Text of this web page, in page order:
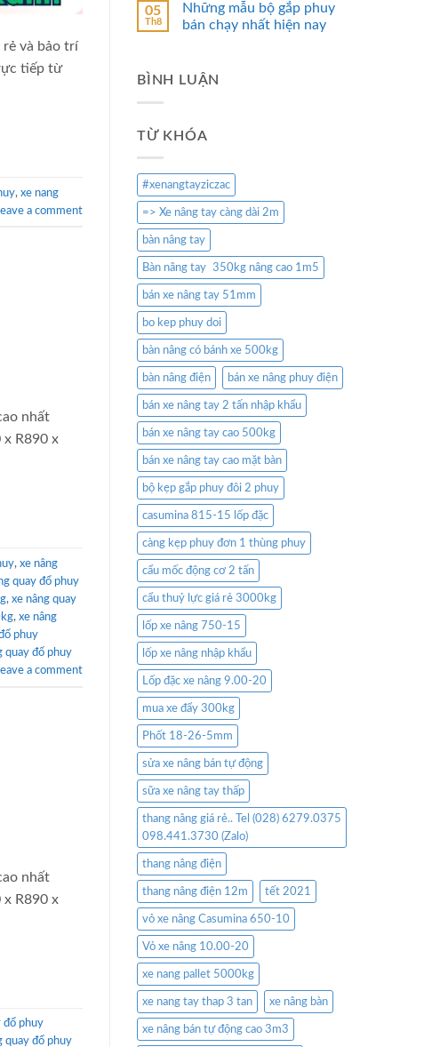
rẻ và bảo trí
tiếp từ
, xe nang
a comment
nhất
R890 x
, xe nâng
quay đổ phuy
, xe nâng quay
, xe nâng
phuy
quay đổ phuy
a comment
nhất
R890 x
đổ phuy
quay đổ phuy
05
Th8
Những mẫu bộ gắp phuy
bán chạy nhất hiện nay
BÌNH LUẬN
TỪ KHÓA
#xenangtayziczac
=> Xe nâng tay càng dài 2m
bàn nâng tay
Bàn nâng tay 350kg nâng cao 1m5
bán xe nâng tay 51mm
bo kep phuy doi
bàn nâng có bánh xe 500kg
bàn nâng điện bán xe nâng phuy điện
bán xe nâng tay 2 tấn nhập khẩu
bán xe nâng tay cao 500kg
bán xe nâng tay cao mặt bàn
bộ kẹp gắp phuy đôi 2 phuy
casumina 815-15 lốp đặc
càng kẹp phuy đơn 1 thùng phuy
cẩu mốc động cơ 2 tấn
cẩu thuỷ lực giá rẻ 3000kg
lốp xe nâng 750-15
lốp xe nâng nhập khẩu
Lốp đặc xe nâng 9.00-20
mua xe đẩy 300kg
Phốt 18-26-5mm
sửa xe nâng bán tự động
sữa xe nâng tay thấp
thang nâng giá rẻ.. Tel (028) 6279.0375
098.441.3730 (Zalo)
thang nâng điện
thang nâng điện 12m tết 2021
vỏ xe nâng Casumina 650-10
Vỏ xe nâng 10.00-20
xe nang pallet 5000kg
xe nang tay thap 3 tan xe nâng bàn
xe nâng bán tự động cao 3m3